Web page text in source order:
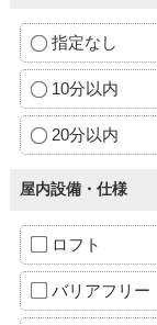
指定なし
10分以内
20分以内
屋内設備・仕様
ロフト
バリアフリー